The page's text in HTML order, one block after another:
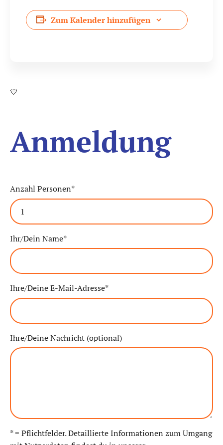
Zum Kalender hinzufügen
💛
Anmeldung
Anzahl Personen*
Ihr/Dein Name*
Ihre/Deine E-Mail-Adresse*
Ihre/Deine Nachricht (optional)
* = Pflichtfelder. Detaillierte Informationen zum Umgang